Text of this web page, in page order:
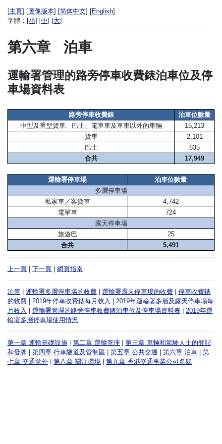
[主頁] [圖像版本] [简体中文] [English]
字體： [小] [中] [大]
第六章 泊車
運輸署管理的路旁停車收費錶泊車位及停
車場資料表
路旁停車收費錶
泊車位數量
中型及重型貨車、巴士、電單車及單車以外的車輛
15,213
貨車
2,101
巴士
635
合共
17,949
運輸署停車場
泊車位數量
多層停車場
私家車／客貨車
4,742
電單車
724
露天停車場
旅遊巴
25
合共
5,491
上一頁 | 下一頁 | 網頁指南
泊車 | 運輸署多層停車場的收費 | 運輸署露天停車場的收費 | 停車收費錶
的收費 | 2019年停車收費錶每月收入 | 2019年運輸署多層及露天停車場每
月收入 | 運輸署管理的路旁停車收費錶泊車位及停車場資料表 | 2019年運
輸署多層停車場使用情況
第一章 運輸基礎設施 | 第二章 運輸管理 | 第三章 車輛和駕駛人士的登記
和發牌 | 第四章 行車隧道及管制區 | 第五章 公共交通 | 第六章 泊車 | 第
七章 交通意外 | 第八章 關注環境 | 第九章 香港交通事業公司名錄